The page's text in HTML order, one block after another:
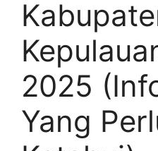
2025
Yang